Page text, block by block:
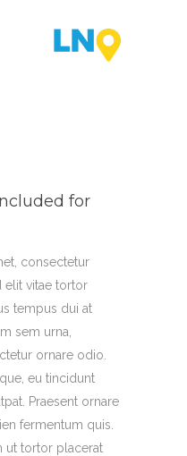
for
consectetur
elit vitae tortor
tempus dui at
sem urna,
ornare odio.
eu tincidunt
Praesent ornare
fermentum quis.
ut tortor placerat